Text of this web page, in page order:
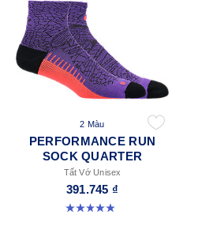
2 Màu
PERFORMANCE RUN
SOCK QUARTER
Tất Vớ Unisex
391.745 ₫
4.9 trong số 5 sao. 159 đánh giá